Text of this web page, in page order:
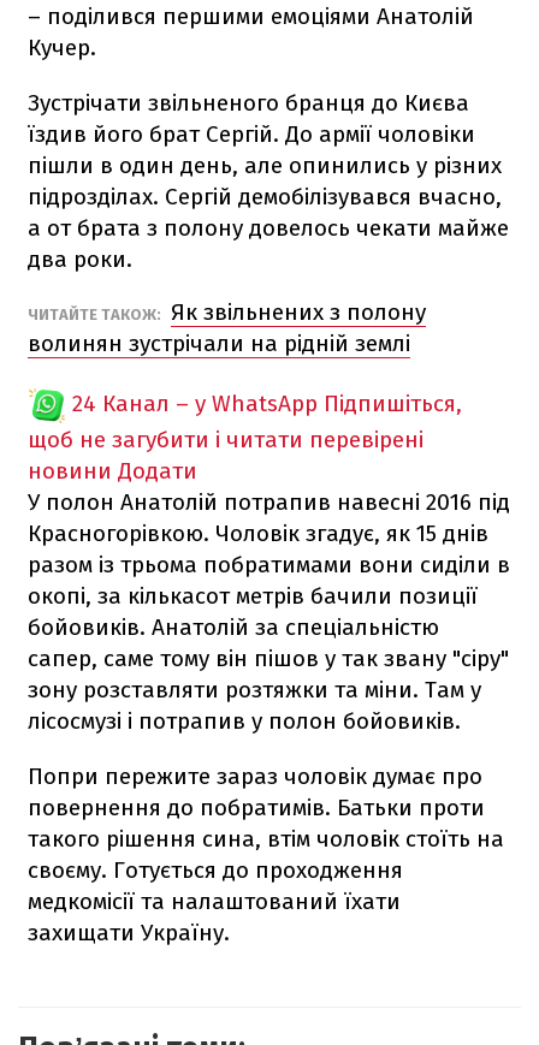
– поділився першими емоціями Анатолій
Кучер.
Зустрічати звільненого бранця до Києва
їздив його брат Сергій. До армії чоловіки
пішли в один день, але опинились у різних
підрозділах. Сергій демобілізувався вчасно,
а от брата з полону довелось чекати майже
два роки.
ЧИТАЙТЕ ТАКОЖ:
Як звільнених з полону
волинян зустрічали на рідній землі
24 Канал – у WhatsApp Підпишіться,
щоб не загубити і читати перевірені
новини Додати
У полон Анатолій потрапив навесні 2016 під
Красногорівкою. Чоловік згадує, як 15 днів
разом із трьома побратимами вони сиділи в
окопі, за кількасот метрів бачили позиції
бойовиків. Анатолій за спеціальністю
сапер, саме тому він пішов у так звану "сіру"
зону розставляти розтяжки та міни. Там у
лісосмузі і потрапив у полон бойовиків.
Попри пережите зараз чоловік думає про
повернення до побратимів. Батьки проти
такого рішення сина, втім чоловік стоїть на
своєму. Готується до проходження
медкомісії та налаштований їхати
захищати Україну.